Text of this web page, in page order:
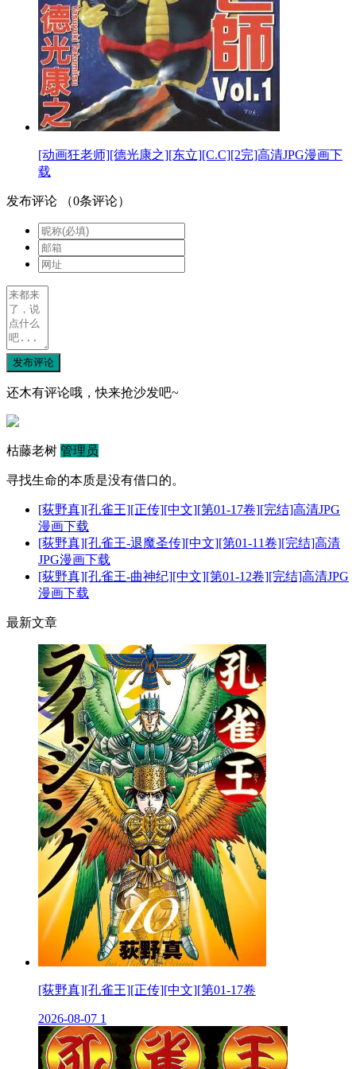
[动画狂老师][德光康之][东立][C.C][2完]高清JPG漫画下
载
发布评论 （0条评论）
发布评论
还木有评论哦，快来抢沙发吧~
枯藤老树 管理员
寻找生命的本质是没有借口的。
[荻野真][孔雀王][正传][中文][第01-17卷][完结]高清JPG
漫画下载
[荻野真][孔雀王-退魔圣传][中文][第01-11卷][完结]高清
JPG漫画下载
[荻野真][孔雀王-曲神纪][中文][第01-12卷][完结]高清JPG
漫画下载
最新文章
[荻野真][孔雀王][正传][中文][第01-17卷
2026-08-07 1